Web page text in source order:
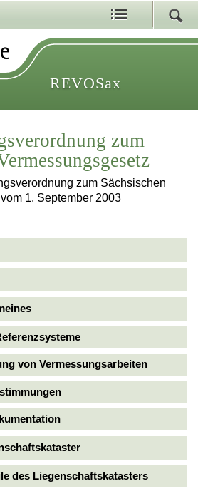
REVOSax
zum
zum Sächsischen
1. September 2003
von Vermessungsarbeiten
des Liegenschaftskatasters